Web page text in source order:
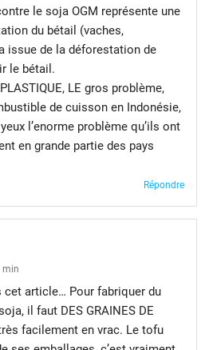
le soja OGM représente une
du bétail (vaches,
issue de la déforestation de
le bétail.
LE gros problème,
de cuisson en Indonésie,
l’enorme problème qu’ils ont
en grande partie des pays
Répondre
min
cet article… Pour fabriquer du
il faut DES GRAINES DE
facilement en vrac. Le tofu